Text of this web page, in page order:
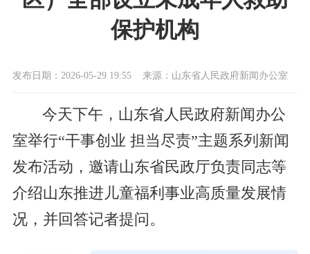
保护机构
发布日期：2026-05-29 19:55 来源：山东省人民政府新闻办公室
今天下午，山东省人民政府新闻办公
室举行“干事创业 担当尽责”主题系列新闻
发布活动，邀请山东省民政厅负责同志等
介绍山东推进儿童福利事业高质量发展情
况，并回答记者提问。